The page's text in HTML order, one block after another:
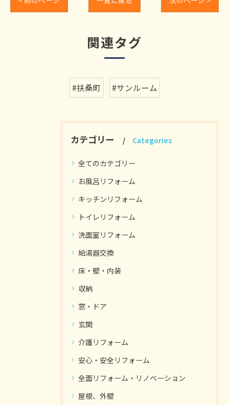
関連タグ
#扶桑町 #サンルーム
カテゴリー Categories
全てのカテゴリー
お風呂リフォーム
キッチンリフォーム
トイレリフォーム
洗面室リフォーム
給湯器交換
床・壁・内装
収納
窓・ドア
玄関
介護リフォーム
安心・安全リフォーム
全面リフォーム・リノベーション
屋根、外壁